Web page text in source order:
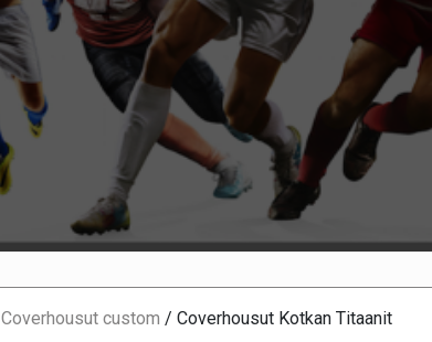
Coverhousut custom / Coverhousut Kotkan Titaanit